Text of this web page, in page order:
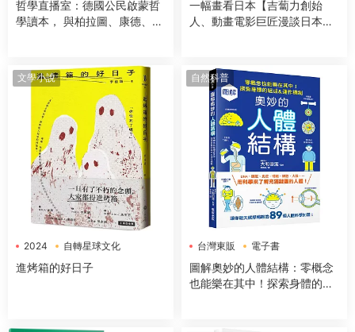
哲學直播室：德國公民啟蒙哲
學讀本， 與柏拉圖、康德、亞
一幅畫看日本【吉蔔力創始
人、動畫電影巨匠漫談日本傳
文學小說
2024
自轉星球文化
電子書
進烤箱的好日子
自然科普
台灣東販 電子書
圖解奧妙的人體結構：零概念
也能樂在其中！探索身體的組